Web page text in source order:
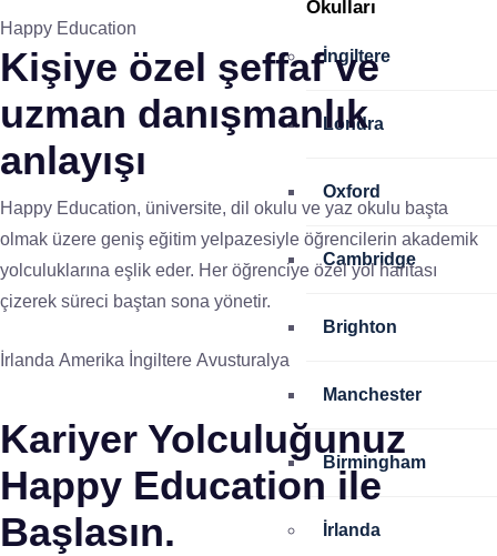
Okulları
İngiltere
Londra
Oxford
Cambridge
Brighton
Manchester
Birmingham
İrlanda
Happy Education
Kişiye özel şeffaf ve
uzman danışmanlık
anlayışı
Happy Education, üniversite, dil okulu ve yaz okulu başta
olmak üzere geniş eğitim yelpazesiyle öğrencilerin akademik
yolculuklarına eşlik eder. Her öğrenciye özel yol haritası
çizerek süreci baştan sona yönetir.
İrlanda Amerika İngiltere Avusturalya
Kariyer Yolculuğunuz
Happy Education ile
Başlasın.